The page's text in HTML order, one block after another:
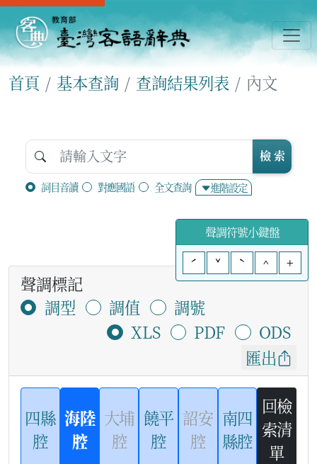
首頁 基本查詢 查詢結果列表 內文
詞目音讀 對應國語 全文查詢 進階設定
檢 索
聲調符號小鍵盤
ˊ
ˇ ˋ ^ +
聲調標記
調型
調值
調號
XLS
PDF
ODS
匯出
四縣
腔
海陸
腔
大埔
腔
饒平
腔
詔安
腔
南四
縣腔
回檢
索清
單